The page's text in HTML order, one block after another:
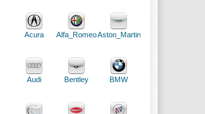
Acura Alfa_RomeoAston_Martin
Audi Bentley BMW